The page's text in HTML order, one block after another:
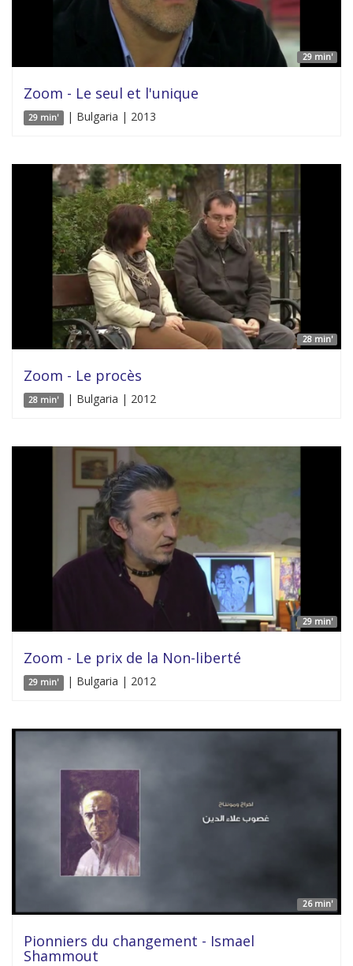
29 min'
Zoom - Le seul et l'unique
29 min' | Bulgaria | 2013
28 min'
Zoom - Le procès
28 min' | Bulgaria | 2012
29 min'
Zoom - Le prix de la Non-liberté
29 min' | Bulgaria | 2012
26 min'
Pionniers du changement - Ismael
Shammout